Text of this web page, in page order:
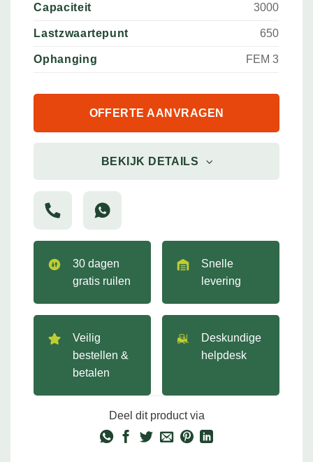
Capaciteit 3000
Lastzwaartepunt 650
Ophanging FEM 3
OFFERTE AANVRAGEN
BEKIJK DETAILS
30 dagen
gratis ruilen
Snelle
levering
Veilig
bestellen &
betalen
Deskundige
helpdesk
Deel dit product via